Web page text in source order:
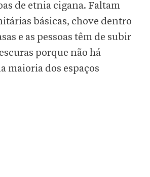
de etnia cigana. Faltam
básicas, chove dentro
e as pessoas têm de subir
porque não há
maioria dos espaços